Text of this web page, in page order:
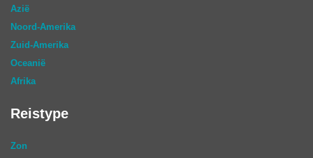
Azië
Noord-Amerika
Zuid-Amerika
Oceanië
Afrika
Reistype
Zon